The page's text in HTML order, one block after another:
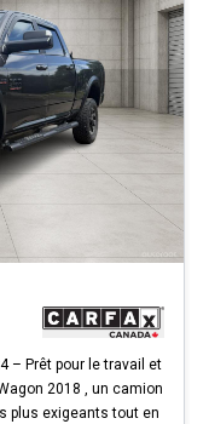
– Prêt pour le travail et
2018 , un camion
plus exigeants tout en